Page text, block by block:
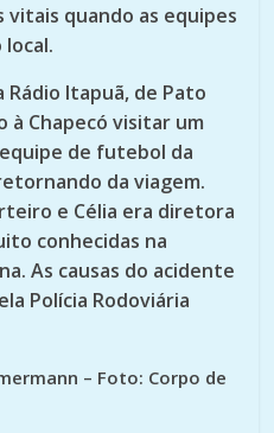
vitais quando as equipes
Itapuã, de Pato
à Chapecó visitar um
de futebol da
da viagem.
e Célia era diretora
conhecidas na
As causas do acidente
Polícia Rodoviária
– Foto: Corpo de